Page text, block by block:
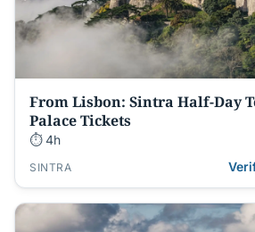
From Lisbon: Sintra Half-Day
Palace Tickets
⏱ 4h
SINTRA